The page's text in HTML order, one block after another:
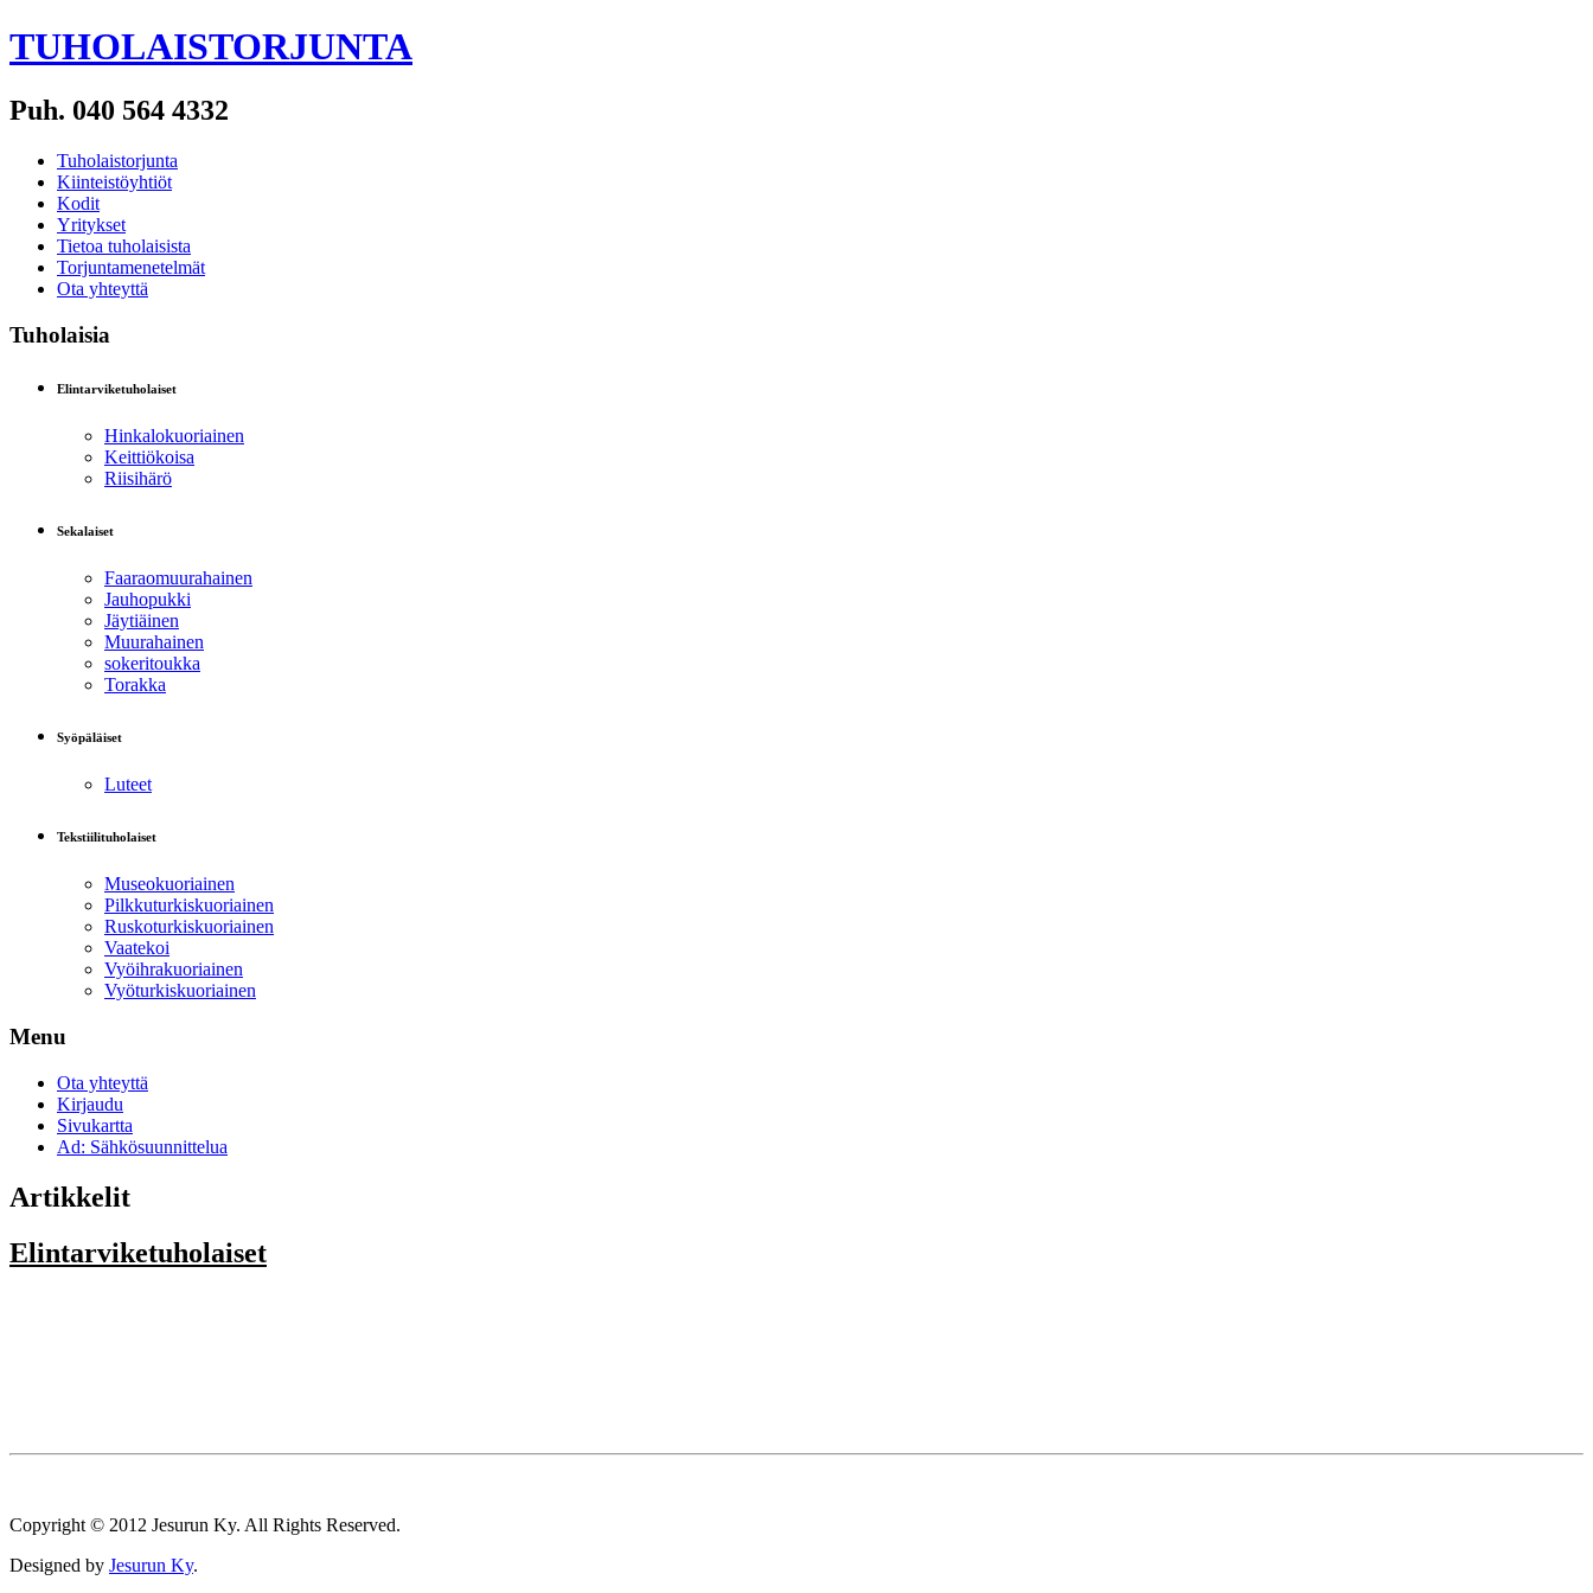
TUHOLAISTORJUNTA
Puh. 040 564 4332
Tuholaistorjunta
Kiinteistöyhtiöt
Kodit
Yritykset
Tietoa tuholaisista
Torjuntamenetelmät
Ota yhteyttä
Tuholaisia
Elintarviketuholaiset
Hinkalokuoriainen
Keittiökoisa
Riisihärö
Sekalaiset
Faaraomuurahainen
Jauhopukki
Jäytiäinen
Muurahainen
sokeritoukka
Torakka
Syöpäläiset
Luteet
Tekstiilituholaiset
Museokuoriainen
Pilkkuturkiskuoriainen
Ruskoturkiskuoriainen
Vaatekoi
Vyöihrakuoriainen
Vyöturkiskuoriainen
Menu
Ota yhteyttä
Kirjaudu
Sivukartta
Ad: Sähkösuunnittelua
Artikkelit
Elintarviketuholaiset
Copyright © 2012 Jesurun Ky. All Rights Reserved.
Designed by Jesurun Ky.